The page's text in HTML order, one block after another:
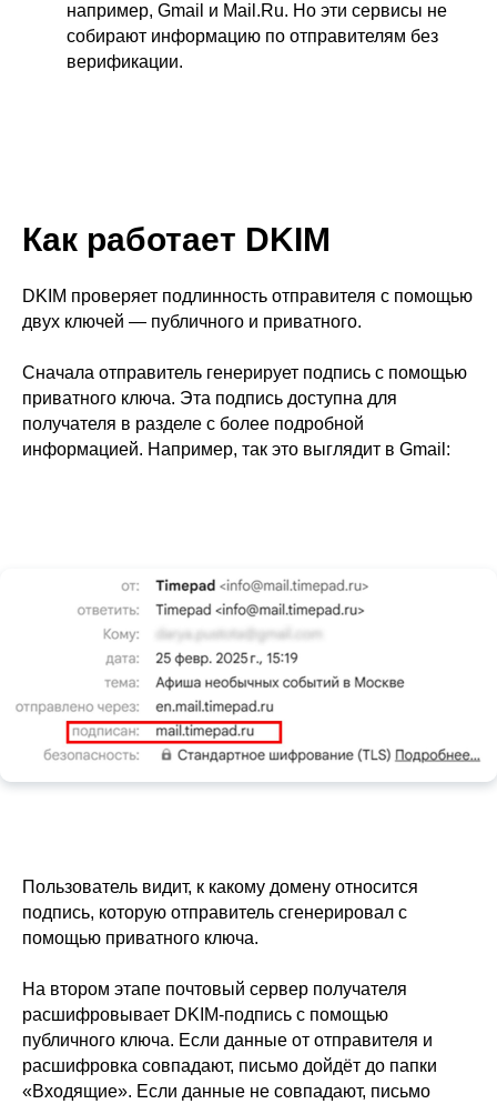
например, Gmail и Mail.Ru. Но эти сервисы не
собирают информацию по отправителям без
верификации.
Как работает DKIM
DKIM проверяет подлинность отправителя с помощью
двух ключей — публичного и приватного.
Сначала отправитель генерирует подпись с помощью
приватного ключа. Эта подпись доступна для
получателя в разделе с более подробной
информацией. Например, так это выглядит в Gmail:
Пользователь видит, к какому домену относится
подпись, которую отправитель сгенерировал с
помощью приватного ключа.
На втором этапе почтовый сервер получателя
расшифровывает DKIM-подпись с помощью
публичного ключа. Если данные от отправителя и
расшифровка совпадают, письмо дойдёт до папки
«Входящие». Если данные не совпадают, письмо